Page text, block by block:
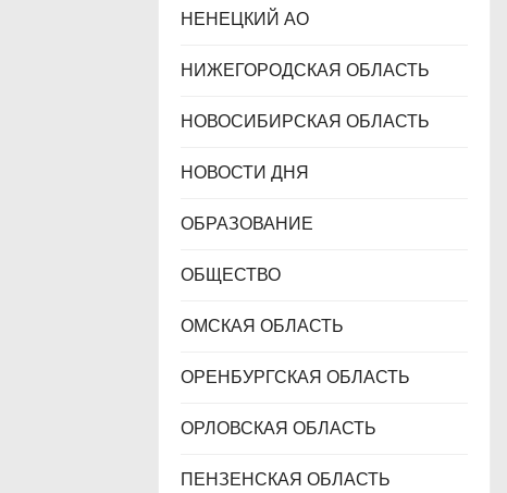
НЕНЕЦКИЙ АО
НИЖЕГОРОДСКАЯ ОБЛАСТЬ
НОВОСИБИРСКАЯ ОБЛАСТЬ
НОВОСТИ ДНЯ
ОБРАЗОВАНИЕ
ОБЩЕСТВО
ОМСКАЯ ОБЛАСТЬ
ОРЕНБУРГСКАЯ ОБЛАСТЬ
ОРЛОВСКАЯ ОБЛАСТЬ
ПЕНЗЕНСКАЯ ОБЛАСТЬ